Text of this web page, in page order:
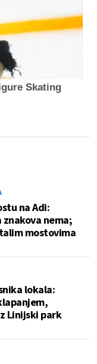
Skating
na Adi:
znakova nema;
mostovima
lokala:
Linijski park